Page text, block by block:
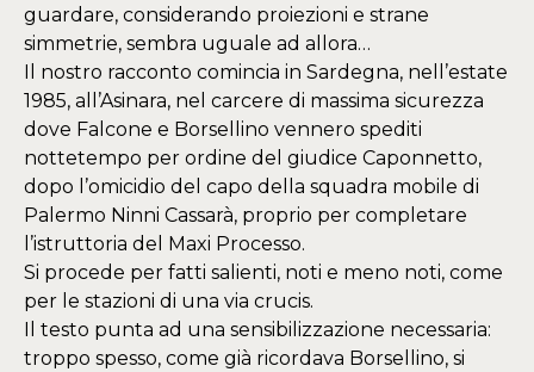
guardare, considerando proiezioni e strane
simmetrie, sembra uguale ad allora…
Il nostro racconto comincia in Sardegna, nell’estate
1985, all’Asinara, nel carcere di massima sicurezza
dove Falcone e Borsellino vennero spediti
nottetempo per ordine del giudice Caponnetto,
dopo l’omicidio del capo della squadra mobile di
Palermo Ninni Cassarà, proprio per completare
l’istruttoria del Maxi Processo.
Si procede per fatti salienti, noti e meno noti, come
per le stazioni di una via crucis.
Il testo punta ad una sensibilizzazione necessaria:
troppo spesso, come già ricordava Borsellino, si